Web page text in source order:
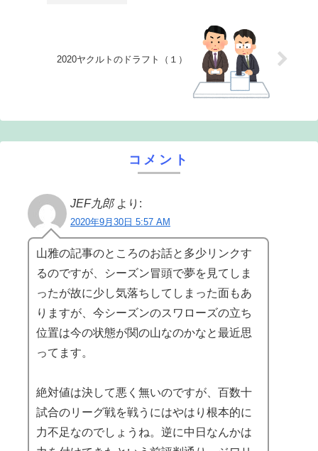
2020ヤクルトのドラフト（１）
コメント
JEF九郎 より:
2020年9月30日 5:57 AM
山雅の記事のところのお話と多少リンクす
るのですが、シーズン冒頭で夢を見てしま
ったが故に少し気落ちしてしまった面もあ
りますが、今シーズンのスワローズの立ち
位置は今の状態が関の山なのかなと最近思
ってます。
絶対値は決して悪く無いのですが、百数十
試合のリーグ戦を戦うにはやはり根本的に
力不足なのでしょうね。逆に中日なんかは